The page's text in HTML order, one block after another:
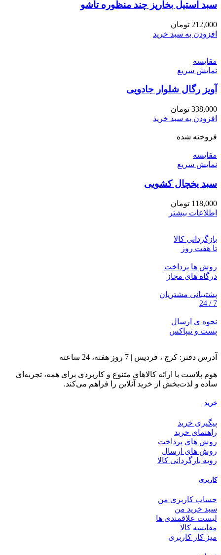
سبد استیل بخارپز چند منظوره تاشو
212,000 تومان
افزودن به سبد خرید
مقايسه
نمایش سریع
آویز رگال شلوار جادویی
338,000 تومان
افزودن به سبد خرید
فروخته شده
مقايسه
نمایش سریع
سبد یخچال کشویی
118,000 تومان
اطلاعات بیشتر
بازگردانی کالا
تا هفت روز
روش ها پرداخت
درگاه های مجاز
پشتیبانی مشتریان
7 / 24
نحوه ی ارسال
پست و تیپاکس
آدرس دفتر: کرج ، فردیس | 7 روز هفته، 24 ساعته
هوم پلاست با ارائه کالاهای متنوع و کاربردی برای همه، تجربه‌ای
ساده و لذت‌بخش از خرید آنلاین را فراهم می‌کند.
خرید
پیگیری خرید
راهنمای خرید
روش های پرداخت
روش های ارسال
رویه بازگردانی کالا
کاربری
حساب کاربری من
سبد خرید من
لیست علاقمندی ها
مقایسه کالا
میز کار کاربری